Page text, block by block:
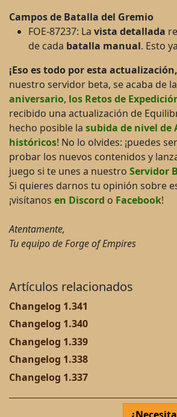
Campos de Batalla del Gremio
FOE-87237: La vista detallada
de cada batalla manual. Esto
¡Eso es todo por esta
nuestro servidor beta, se acaba de
aniversario, los Retos de
recibido una actualización de
hecho posible la subida de nivel de
históricos! No lo olvides: ¡puedes
probar los nuevos contenidos y
juego si te unes a nuestro Servidor
Si quieres darnos tu opinión sobre
¡visítanos en Discord o Facebook!
Atentamente,
Tu equipo de Forge of Empires
Artículos relacionados
Changelog 1.341
Changelog 1.340
Changelog 1.339
Changelog 1.338
Changelog 1.337